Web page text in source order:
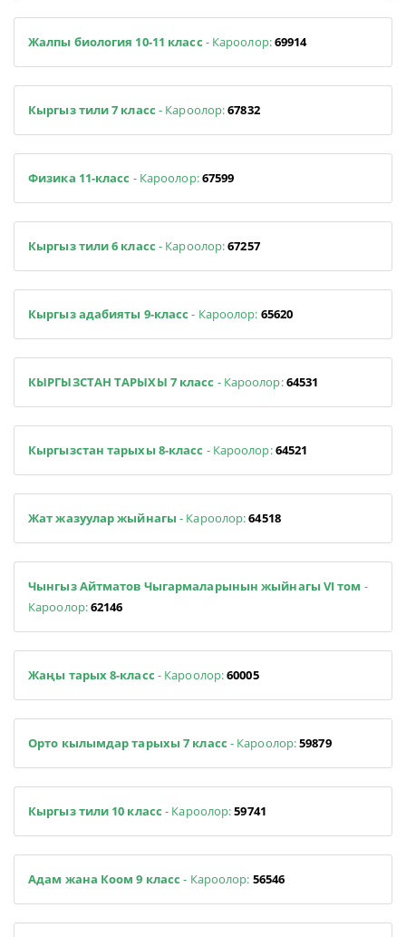
Жалпы биология 10-11 класс - Кароолор:69914
Кыргыз тили 7 класс - Кароолор:67832
Физика 11-класс - Кароолор:67599
Кыргыз тили 6 класс - Кароолор:67257
Кыргыз адабияты 9-класс- Кароолор: 65620
КЫРГЫЗСТАН ТАРЫХЫ 7 класс - Кароолор:64531
Кыргызстан тарыхы 8-класс - Кароолор:64521
Жат жазуулар жыйнагы - Кароолор:64518
Чынгыз Айтматов Чыгармаларынын жыйнагы VI том -
Кароолор:62146
Жаңы тарых 8-класс - Кароолор:60005
Орто кылымдар тарыхы 7 класс - Кароолор:59879
Кыргыз тили 10 класс- Кароолор:59741
Адам жана Коом 9 класс - Кароолор: 56546